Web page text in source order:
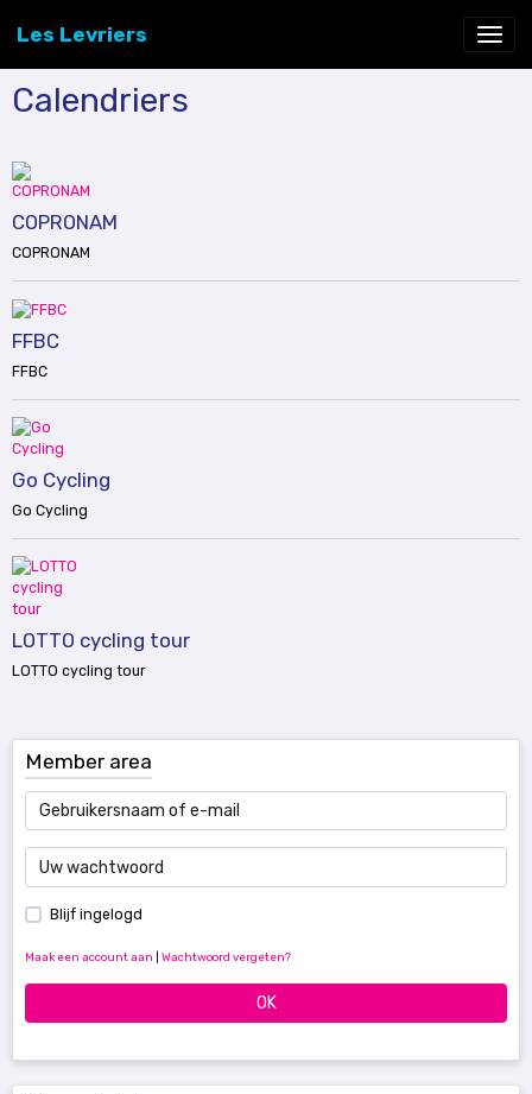
Les Levriers
Calendriers
COPRONAM
COPRONAM
FFBC
FFBC
Go Cycling
Go Cycling
LOTTO cycling tour
LOTTO cycling tour
Member area
Blijf ingelogd
Maak een account aan Wachtwoord vergeten?
OK